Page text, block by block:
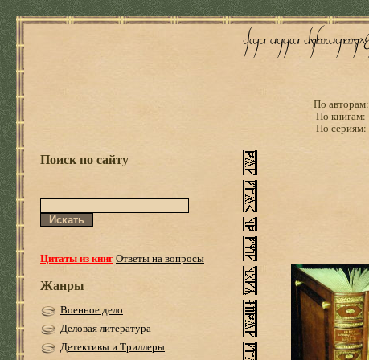
По авторам:
По книгам:
По сериям:
Поиск по сайту
Цитаты из книгОтветы на вопросы
Жанры
Военное дело
Деловая литература
Детективы и Триллеры